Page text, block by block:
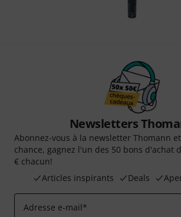
Newsletters
Abonnez-vous à la newsletter Thomann
chance, gagnez l'un des 50 bons d'achat
€ chacun!
Articles inspirants
Deals
Adresse e-mail*